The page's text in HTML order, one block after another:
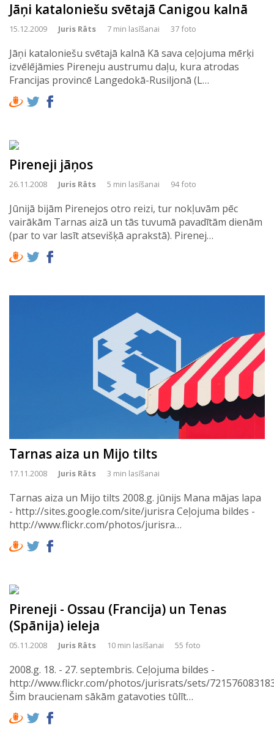
Jāņi kataloniešu svētajā Canigou kalnā
15.12.2009 Juris Rāts 7 min lasīšanai 37 foto
Jāņi kataloniešu svētajā kalnā Kā sava ceļojuma mērķi
izvēlējāmies Pireneju austrumu daļu, kura atrodas
Francijas provincē Langedokā-Rusiljonā (L…
Pireneji jāņos
26.11.2008 Juris Rāts 5 min lasīšanai 94 foto
Jūnijā bijām Pirenejos otro reizi, tur nokļuvām pēc
vairākām Tarnas aizā un tās tuvumā pavadītām dienām
(par to var lasīt atsevišķā aprakstā). Pirenej…
Tarnas aiza un Mijo tilts
17.11.2008 Juris Rāts 3 min lasīšanai
Tarnas aiza un Mijo tilts 2008.g. jūnijs Mana mājas lapa
- http://sites.google.com/site/jurisra Ceļojuma bildes -
http://www.flickr.com/photos/jurisra…
Pireneji - Ossau (Francija) un Tenas
(Spānija) ieleja
05.11.2008 Juris Rāts 10 min lasīšanai 55 foto
2008.g. 18. - 27. septembris. Ceļojuma bildes -
http://www.flickr.com/photos/jurisrats/sets/
Šim braucienam sākām gatavoties tūlīt…